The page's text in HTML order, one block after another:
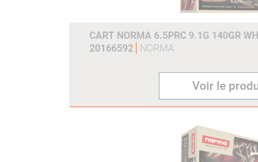
CART NORMA 6.5PRC 9.1G 140GR
20166592
NORMA
Voir le